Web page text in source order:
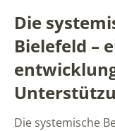
Die
Bielefeld –
Die systemische